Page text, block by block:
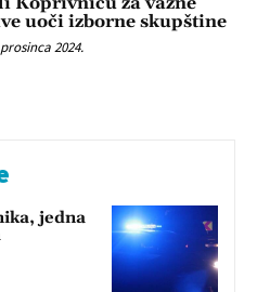
uoči izborne skupštine
2024.
jedna